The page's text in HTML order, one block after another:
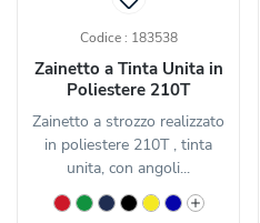
Codice : 183538
Zainetto a Tinta Unita in
Poliestere 210T
Zainetto a strozzo realizzato
in poliestere 210T , tinta
unita, con angoli...